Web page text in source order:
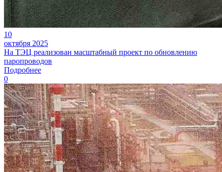
10
октября 2025
На ТЭЦ реализован масштабный проект по обновлению
паропроводов
Подробнее
0